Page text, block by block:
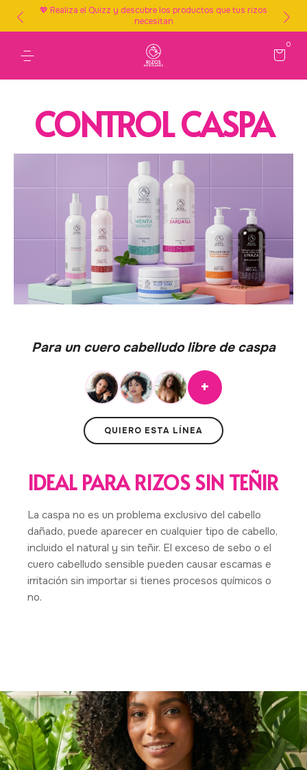
💖 Realiza el Quizz y descubre los productos que tus rizos
necesitan
0
CONTROL CASPA
IDEAL PARA RIZOS SIN TEÑIR
La caspa no es un problema exclusivo del cabello
dañado, puede aparecer en cualquier tipo de cabello,
incluido el natural y sin teñir. El exceso de sebo o el
cuero cabelludo sensible pueden causar escamas e
irritación sin importar si tienes procesos químicos o
no.
Para un cuero cabelludo libre de caspa
+
QUIERO ESTA LÍNEA